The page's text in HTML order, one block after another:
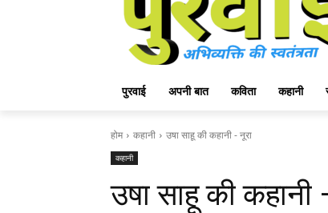
पुरवाई अपनी बात कविता कहानी
होम कहानी उषा साहू की कहानी - नूरा
कहानी
उषा साहू की कहानी